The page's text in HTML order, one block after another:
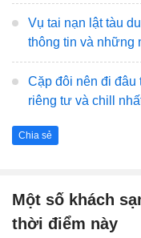
Vụ tai nạn lật tàu
thông tin và những
Cặp đôi nên đi đâu
riêng tư và chill
Chia sẻ
Một số khách
thời điểm này